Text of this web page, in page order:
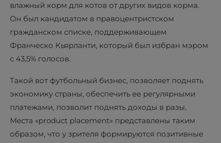
влажный корм для котов от других видов корма.
Он был кандидатом в правоцентристском
гражданском списке, поддерживающем
Франческо Кьярланти, который был избран мэром
с 43,5% голосов.
Такой вот футбольный бизнес, позволяет поднять
экономику страны, обеспечить ее регулярными
платежами, позволит поднять доходы в разы.
Места «product placement» представлены таким
образом, что у зрителя формируются позитивные